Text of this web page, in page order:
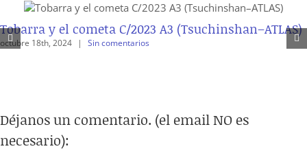
Tobarra y el cometa C/2023 A3 (Tsuchinshan–ATLAS)
octubre 18th, 2024 | Sin comentarios
Déjanos un comentario. (el email NO es
necesario):